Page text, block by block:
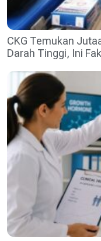
CKG Temukan
Darah Tinggi, Ini